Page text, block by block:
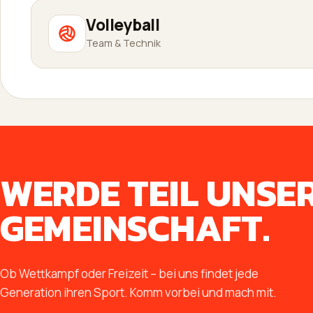
Volleyball
Team & Technik
WERDE TEIL
GEMEINSCHAFT.
Ob Wettkampf oder Freizeit – bei uns findet jede
Generation ihren Sport. Komm vorbei und mach mit.